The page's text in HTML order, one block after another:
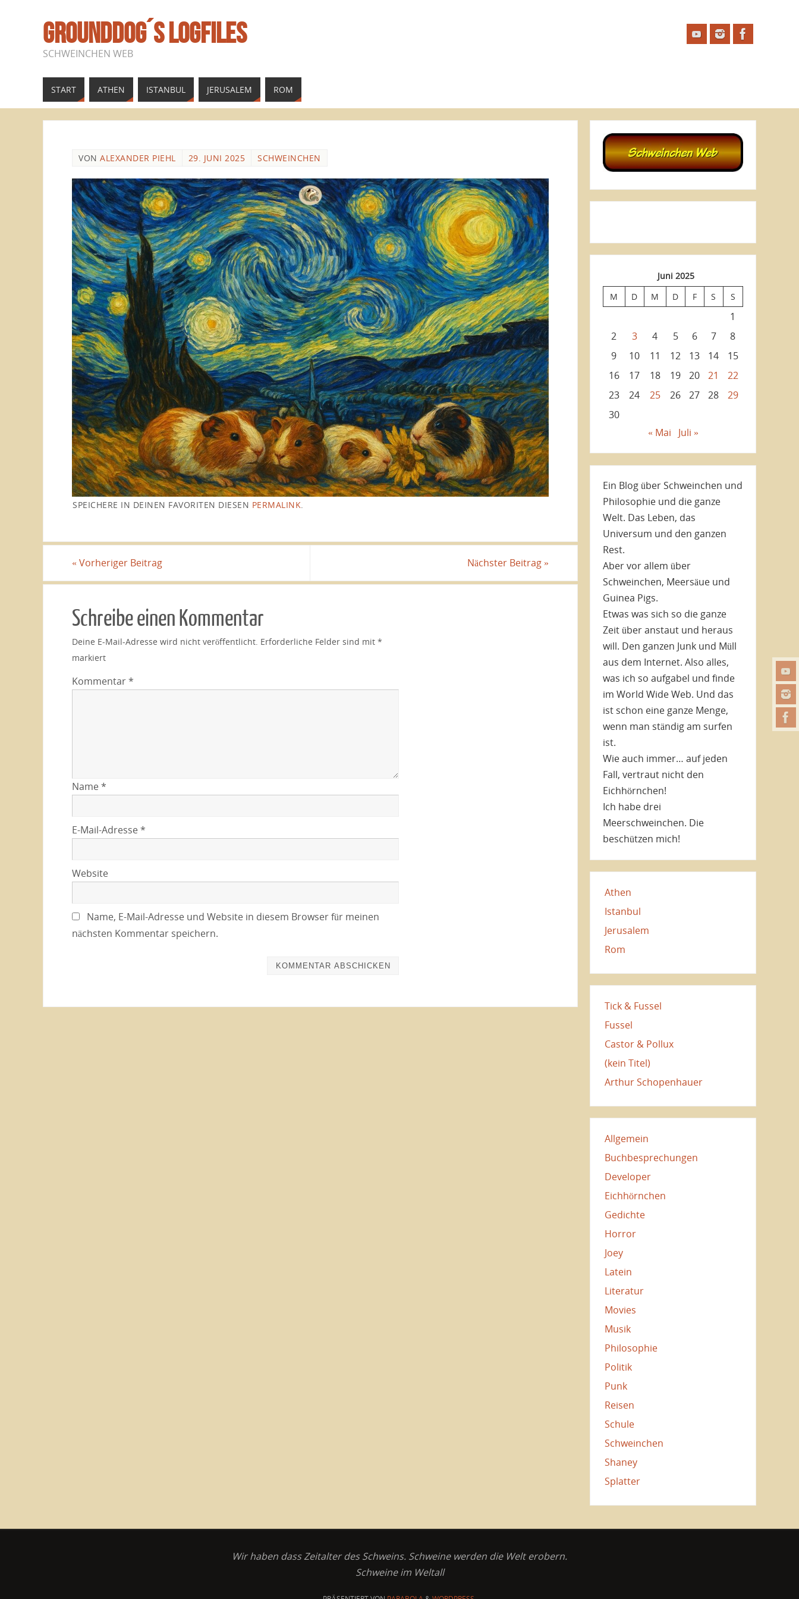
GROUNDDOG´S LOGFILES
SCHWEINCHEN WEB
START ATHEN ISTANBUL JERUSALEM ROM
VON ALEXANDER PIEHL 29. JUNI 2025 SCHWEINCHEN
SPEICHERE IN DEINEN FAVORITEN DIESEN PERMALINK
« Vorheriger Beitrag Nächster Beitrag »
Schreibe einen Kommentar
Deine E-Mail-Adresse wird nicht veröffentlicht. Erforderliche Felder sind mit *
markiert
Kommentar*
Name*
E-Mail-Adresse*
Website
Name, E-Mail-Adresse und Website in diesem Browser für meinen
nächsten Kommentar speichern.
Juni 2025
M
D M D F S S
1
2
3 4 5 6 7
8
9
10 11 12 13 14
15
16
17 18 19 20 21
22
23
24 25 26 27 28
29
30
« Mai
Juli »
Ein Blog über Schweinchen und
Philosophie und die ganze
Welt. Das Leben, das
Universum und den ganzen
Rest.
Aber vor allem über
Schweinchen, Meersäue und
Guinea Pigs.
Etwas was sich so die ganze
Zeit über anstaut und heraus
will. Den ganzen Junk und Müll
aus dem Internet. Also alles,
was ich so aufgabel und finde
im World Wide Web. Und das
ist schon eine ganze Menge,
wenn man ständig am surfen
ist.
Wie auch immer… auf jeden
Fall, vertraut nicht den
Eichhörnchen!
Ich habe drei
Meerschweinchen. Die
beschützen mich!
Athen
Istanbul
Jerusalem
Rom
Tick & Fussel
Fussel
Castor & Pollux
(kein Titel)
Arthur Schopenhauer
Allgemein
Buchbesprechungen
Developer
Eichhörnchen
Gedichte
Horror
Joey
Latein
Literatur
Movies
Musik
Philosophie
Politik
Punk
Reisen
Schule
Schweinchen
Shaney
Splatter
Wir haben dass Zeitalter des Schweins. Schweine werden die Welt erobern.
Schweine im Weltall